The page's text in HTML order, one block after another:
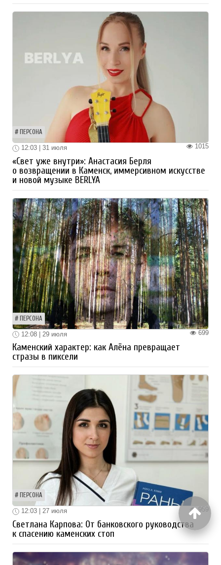
ПЕРСОНА
1015
12:03 | 31 июля
«Свет уже внутри»: Анастасия Берля
о возвращении в Каменск, иммерсивном искусстве
и новой музыке BERLYA
ПЕРСОНА
699
12:08 | 29 июля
Каменский характер: как Алёна превращает
стразы в пиксели
ПЕРСОНА
959
12:03 | 27 июля
Светлана Карпова: От банковского руководства
к спасению каменских стоп